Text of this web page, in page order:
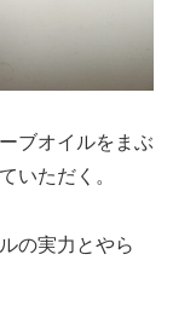
ブオイルをまぶ
いただく。
の実力とやら